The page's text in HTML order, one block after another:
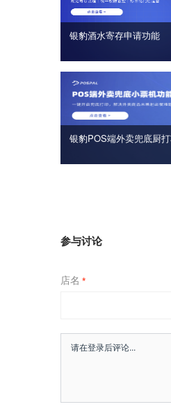
银豹酒水寄存申请功能
银豹POS端外卖兜底厨
参与讨论
店名 *